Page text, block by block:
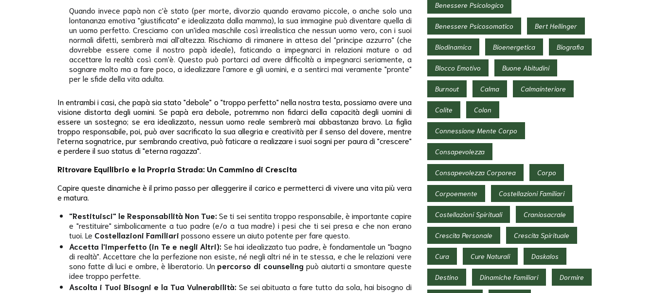
Quando invece papà non c'è stato (per morte, divorzio quando eravamo piccole, o anche solo una
lontananza emotiva "giustificata" e idealizzata dalla mamma), la sua immagine può diventare quella di
un uomo perfetto. Cresciamo con un'idea maschile così irrealistica che nessun uomo vero, con i suoi
normali difetti, sembrerà mai all'altezza. Rischiamo di rimanere in attesa del "principe azzurro" (che
dovrebbe essere come il nostro papà ideale), faticando a impegnarci in relazioni mature o ad
accettare la realtà così com'è. Questo può portarci ad avere difficoltà a impegnarci seriamente, a
sognare molto ma a fare poco, a idealizzare l'amore e gli uomini, e a sentirci mai veramente "pronte"
per le sfide della vita adulta.
In entrambi i casi, che papà sia stato "debole" o "troppo perfetto" nella nostra testa, possiamo avere una
visione distorta degli uomini. Se papà era debole, potremmo non fidarci della capacità degli uomini di
essere un sostegno; se era idealizzato, nessun uomo reale sembrerà mai abbastanza bravo. La figlia
troppo responsabile, poi, può aver sacrificato la sua allegria e creatività per il senso del dovere, mentre
l'eterna sognatrice, pur sembrando creativa, può faticare a realizzare i suoi sogni per paura di "crescere"
e perdere il suo status di "eterna ragazza".
Ritrovare Equilibrio e la Propria Strada: Un Cammino di Crescita
Capire queste dinamiche è il primo passo per alleggerire il carico e permetterci di vivere una vita più vera
e matura.
"Restituisci" le Responsabilità Non Tue:Se ti sei sentita troppo responsabile, è importante capire
e "restituire" simbolicamente a tuo padre (e/o a tua madre) i pesi che ti sei presa e che non erano
tuoi. Le Costellazioni Familiari possono essere un aiuto potente per fare questo.
Accetta l'Imperfetto (in Te e negli Altri): Se hai idealizzato tuo padre, è fondamentale un "bagno
di realtà". Accettare che la perfezione non esiste, né negli altri né in te stessa, e che le relazioni vere
sono fatte di luci e ombre, è liberatorio. Unpercorso di counselingpuò aiutarti a smontare queste
idee troppo perfette.
Ascolta i Tuoi Bisogni e la Tua Vulnerabilità:Se sei abituata a fare tutto da sola, hai bisogno di
Benessere Psicologico
Benessere Psicosomatico Bert Hellinger
Biodinamica Bioenergetica Biografia
Blocco Emotivo Buone Abitudini
Burnout Calma Calmainteriore
Colite Colon
Connessione Mente Corpo
Consapevolezza
Consapevolezza Corporea Corpo
Corpoemente Costellazioni Familiari
Costellazioni Spirituali Craniosacrale
Crescita Personale Crescita Spirituale
Cura Cure Naturali Daskalos
Destino Dinamiche Familiari Dormire